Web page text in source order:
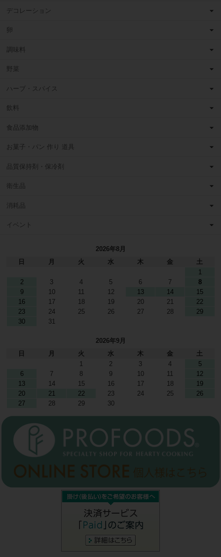
デコレーション
卵
調味料
野菜
ハーブ・スパイス
飲料
食品添加物
お菓子・パン 作り 道具
品質保持剤・保冷剤
衛生品
消耗品
イベント
2026年8月
日
月 火 水 木 金
土
1
2
3 4 5 6 7
8
9
10 11 12 13 14
15
16
17 18 19 20 21
22
23
24 25 26 27 28
29
30
31
2026年9月
日
月 火 水 木 金
土
1
2 3 4
5
6
7 8 9 10 11
12
13
14 15 16 17 18
19
20
21 22 23 24 25
26
27
28 29 30